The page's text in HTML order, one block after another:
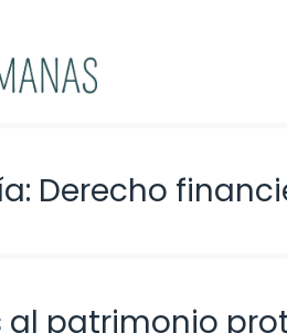
Derecho
patrimonio